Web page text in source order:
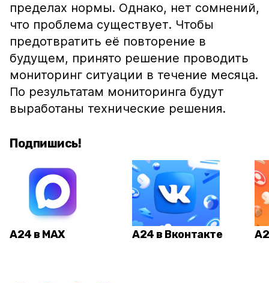
пределах нормы. Однако, нет сомнений,
что проблема существует. Чтобы
предотвратить её повторение в
будущем, принято решение проводить
мониторинг ситуации в течение месяца.
По результатам мониторинга будут
выработаны технические решения.
Подпишись!
А24 в MAX А24 в Вконтакте